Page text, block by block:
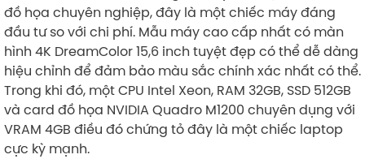
đồ họa chuyên nghiệp, đây là một chiếc máy đáng
đầu tư so với chi phí. Mẫu máy cao cấp nhất có màn
hình 4K DreamColor 15,6 inch tuyệt đẹp có thể dễ dàng
hiệu chỉnh để đảm bảo màu sắc chính xác nhất có thể.
Trong khi đó, một CPU Intel Xeon, RAM 32GB, SSD 512GB
và card đồ họa NVIDIA Quadro M1200 chuyên dụng với
VRAM 4GB điều đó chứng tỏ đây là một chiếc laptop
cực kỳ mạnh.